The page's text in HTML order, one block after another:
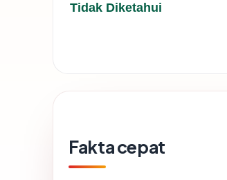
Tidak Diketahui
Fakta cepat